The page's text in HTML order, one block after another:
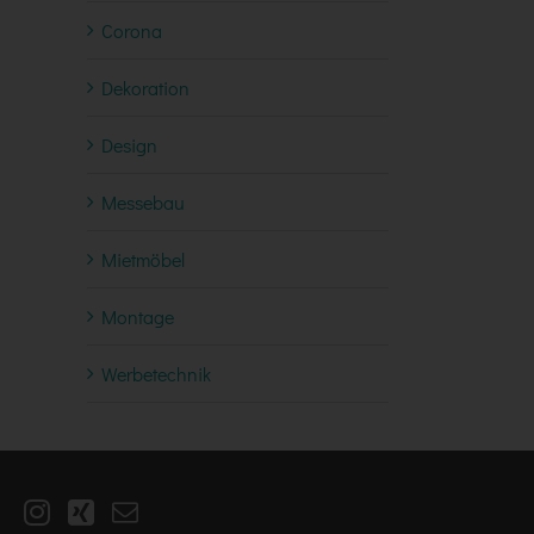
Corona
Dekoration
Design
Messebau
Mietmöbel
Montage
Werbetechnik